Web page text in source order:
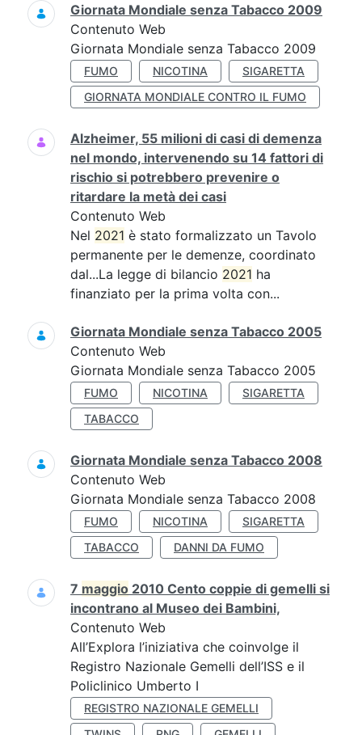
Giornata Mondiale senza Tabacco 2009
Contenuto Web
Giornata Mondiale senza Tabacco 2009
FUMO NICOTINA
SIGARETTA
GIORNATA MONDIALE CONTRO IL FUMO
Alzheimer, 55 milioni di casi di demenza
nel mondo, intervenendo su 14 fattori di
rischio si potrebbero prevenire o
ritardare la metà dei casi
Contenuto Web
Nel 2021 è stato formalizzato un Tavolo
permanente per le demenze, coordinato
dal...La legge di bilancio 2021 ha
finanziato per la prima volta con...
Giornata Mondiale senza Tabacco 2005
Contenuto Web
Giornata Mondiale senza Tabacco 2005
FUMO NICOTINA
SIGARETTA
TABACCO
Giornata Mondiale senza Tabacco 2008
Contenuto Web
Giornata Mondiale senza Tabacco 2008
FUMO NICOTINA
SIGARETTA
TABACCO
DANNI DA FUMO
7 maggio 2010 Cento coppie di gemelli si
incontrano al Museo dei Bambini,
Contenuto Web
All’Explora l’iniziativa che coinvolge il
Registro Nazionale Gemelli dell’ISS e il
Policlinico Umberto I
REGISTRO NAZIONALE GEMELLI